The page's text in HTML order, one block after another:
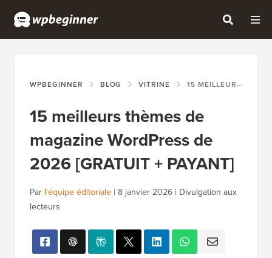
WPBEGINNER BLOG VITRINE 15 MEILLEURS THÈMES DE MAGAZINE WORDPRESS DE 2026 [GRATUIT + PAYANT]
15 meilleurs thèmes de
magazine WordPress de
2026 [GRATUIT + PAYANT]
Par l'équipe éditoriale | 8 janvier 2026 | Divulgation aux
lecteurs